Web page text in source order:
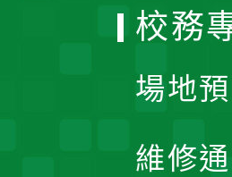
校務
場地
維修